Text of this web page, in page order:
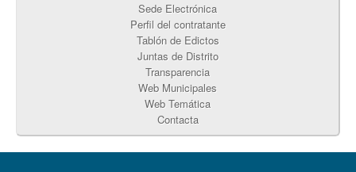
Sede Electrónica
Perfil del contratante
Tablón de Edictos
Juntas de Distrito
Transparencia
Web Municipales
Web Temática
Contacta